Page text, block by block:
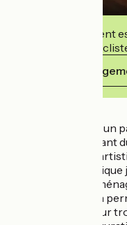
Cet établissement
accueillir des
Voir ses
Au sein du musée, un
la carrière de l’enfant
mena, les milieux
engagement politique
Suisse. Avec un
salles d’exposition
Courbet s’étend sur